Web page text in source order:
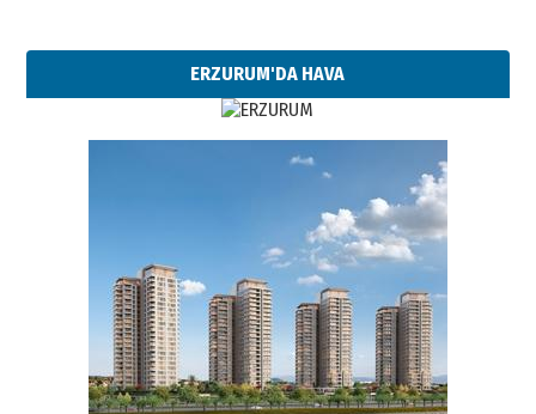
ERZURUM'DA HAVA